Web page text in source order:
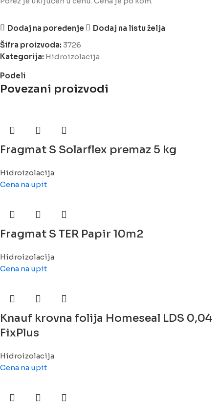
Dodaj na poređenje
Dodaj na listu želja
Šifra proizvoda: 3726
Kategorija: Hidroizolacija
Podeli
Povezani proizvodi
Fragmat S Solarflex premaz 5 kg
Hidroizolacija
Cena na upit
Fragmat S TER Papir 10m2
Hidroizolacija
Cena na upit
Knauf krovna folija Homeseal LDS 0,04
FixPlus
Hidroizolacija
Cena na upit